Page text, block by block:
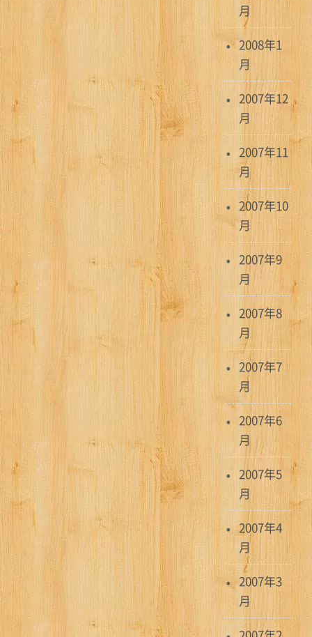
月
2008年1
月
2007年12
月
2007年11
月
2007年10
月
2007年9
月
2007年8
月
2007年7
月
2007年6
月
2007年5
月
2007年4
月
2007年3
月